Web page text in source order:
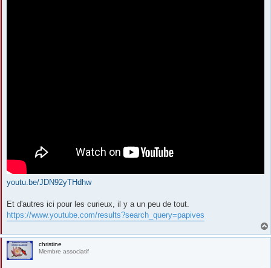
youtu.be/JDN92yTHdhw
Et d'autres ici pour les curieux, il y a un peu de tout.
https://www.youtube.com/results?search_query=papives
christine
Membre associatif